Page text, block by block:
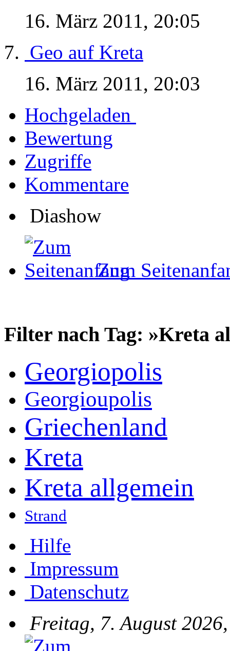
16. März 2011, 20:05
Geo auf Kreta
16. März 2011, 20:03
Hochgeladen
Bewertung
Zugriffe
Kommentare
Diashow
Zum
Filter nach Tag: »Kreta
Georgiopolis
Georgioupolis
Griechenland
Kreta
Kreta allgemein
Strand
Hilfe
Impressum
Datenschutz
Freitag, 7. August